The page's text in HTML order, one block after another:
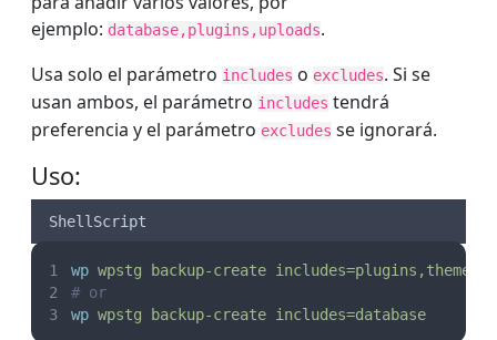
ejemplo: database,plugins,uploads.
Usa solo el parámetro includes o excludes. Si se
usan ambos, el parámetro includes tendrá
preferencia y el parámetro excludes se ignorará.
Uso:
ShellScript
wp wpstg backup-create includes=plugins,themes
# or
wp wpstg backup-create includes=database